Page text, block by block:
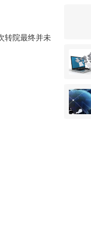
转院最终并未